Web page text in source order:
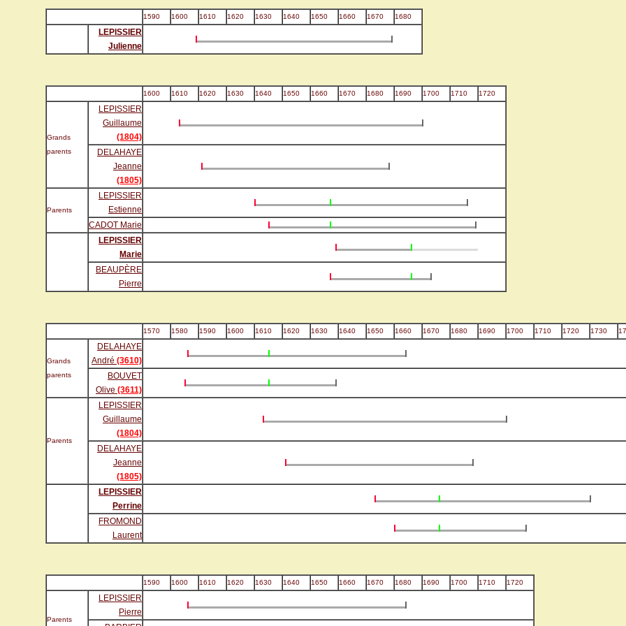
1590 1600 1610 1620 1630 1640 1650 1660 1670 1680
LEPISSIER
Julienne
1600 1610 1620 1630 1640 1650 1660 1670 1680 1690 1700 1710 1720
Grands
parents
LEPISSIER
Guillaume
(1804)
DELAHAYE
Jeanne
(1805)
Parents
LEPISSIER
Estienne
CADOT Marie
LEPISSIER
Marie
BEAUPÈRE
Pierre
1570 1580 1590 1600 1610 1620 1630 1640 1650 1660 1670 1680 1690 1700 1710 1720 1730
Grands
parents
DELAHAYE
André (3610)
BOUVET
Olive (3611)
Parents
LEPISSIER
Guillaume
(1804)
DELAHAYE
Jeanne
(1805)
LEPISSIER
Perrine
FROMOND
Laurent
1590 1600 1610 1620 1630 1640 1650 1660 1670 1680 1690 1700 1710 1720
Parents
LEPISSIER
Pierre